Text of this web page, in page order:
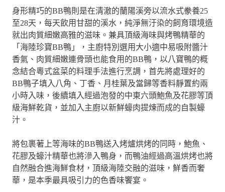
身形精巧的BB鴨則是在清澈的蘭陽溪旁以流水式豢養25
至28天，每天飲用甘甜的溪水，純淨無汙染的飼育環境造
就出肉質細嫩高雅的滋味。兼具頂級海味與烤鴨精華的
「海陸珍寶BB鴨」，主廚特別選用大小適中易吸附醬汁
香氣、肉質細嫩連骨頭也能食用的BB鴨，以八寶鴨的概
念結合粵式盆菜的料理手法進行烹調，首先將處理好的
BB鴨子填入八角、丁香、月桂葉及當歸等香料靜置約兩
小時入味，後續填入經過泡發的中東六頭鮑魚及花膠等頂
級海鮮乾貨，並加入主廚以新鮮蠔肉提煉而成的自製蠔
汁。
將包裹著上等海味的BB鴨送入烤爐烘烤的同時，鮑魚、
花膠及蠔汁精華也將滲入鴨身，而鴨油經過高溫烘烤也將
自然融合進海鮮食材，頂級海陸交融的滋味，鮮香而奢
華，是本季最具吸引力的色香味饗宴。